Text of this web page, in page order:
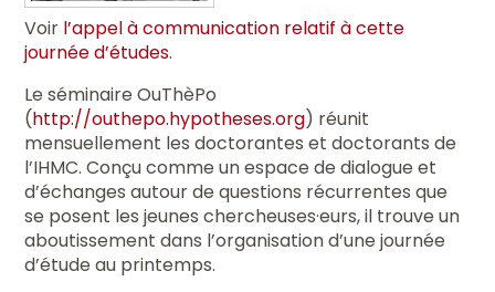
Voir l’appel à communication relatif à cette
journée d’études.
Le séminaire OuThèPo
(http://outhepo.hypotheses.org) réunit
mensuellement les doctorantes et doctorants de
l’IHMC. Conçu comme un espace de dialogue et
d’échanges autour de questions récurrentes que
se posent les jeunes chercheuses·eurs, il trouve un
aboutissement dans l’organisation d’une journée
d’étude au printemps.